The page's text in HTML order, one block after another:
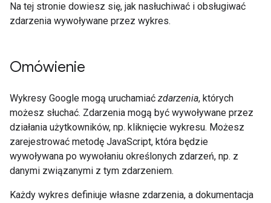
Na tej stronie dowiesz się, jak nasłuchiwać i obsługiwać
zdarzenia wywoływane przez wykres.
Omówienie
Wykresy Google mogą uruchamiać zdarzenia, których
możesz słuchać. Zdarzenia mogą być wywoływane przez
działania użytkowników, np. kliknięcie wykresu. Możesz
zarejestrować metodę JavaScript, która będzie
wywoływana po wywołaniu określonych zdarzeń, np. z
danymi związanymi z tym zdarzeniem.
Każdy wykres definiuje własne zdarzenia, a dokumentacja